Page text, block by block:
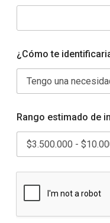
¿Cómo te
Rango estimado de